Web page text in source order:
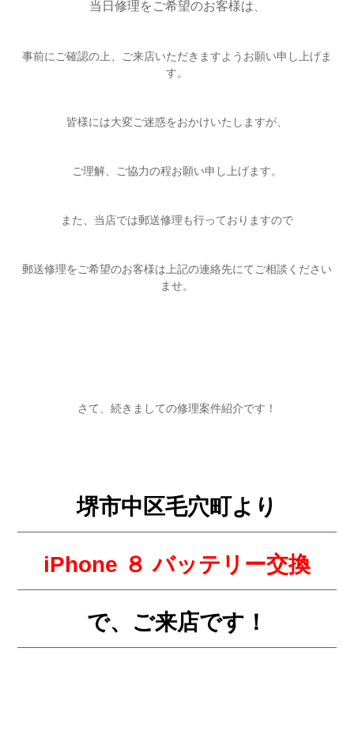
当日修理をご希望のお客様は
事前にご確認の上、ご来店いただきますようお願い申し上げま
す。
皆様には大変ご迷惑をおかけいたしますが、
ご理解、ご協力の程お願い申し上げます。
また、当店では郵送修理も行っておりますので
郵送修理をご希望のお客様は上記の連絡先にてご相談ください
ませ。
さて、続きましての修理案件紹介です！
堺市中区毛穴町より
iPhone ８バッテリー交換
で、ご来店です！